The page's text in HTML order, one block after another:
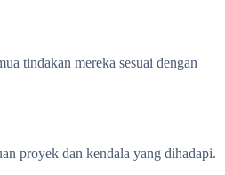
tindakan mereka sesuai dengan
proyek dan kendala yang dihadapi.